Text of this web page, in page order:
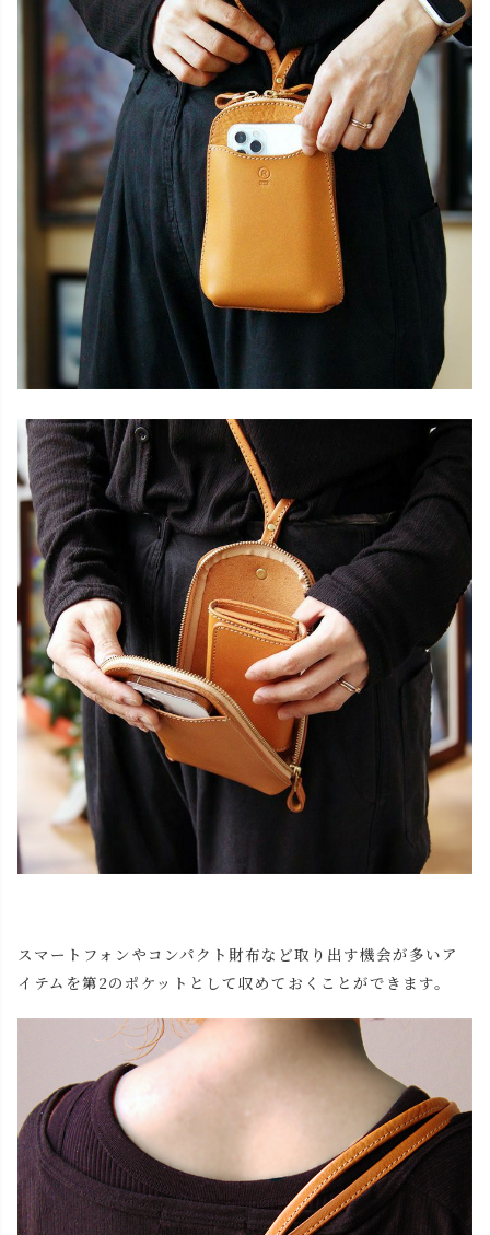
スマートフォンやコンパクト財布など取り出す機会が多いア
イテムを第2のポケットとして収めておくことができます。